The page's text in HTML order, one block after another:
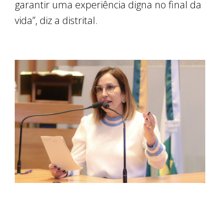
garantir uma experiência digna no final da
vida”, diz a distrital.